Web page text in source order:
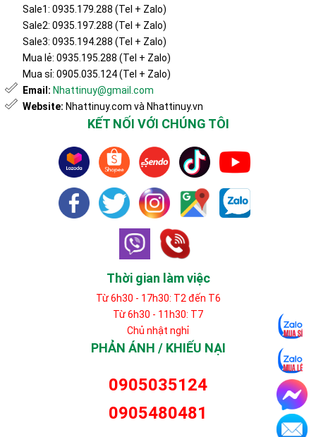
Sale1: 0935.179.288 (Tel + Zalo)
Sale2: 0935.197.288 (Tel + Zalo)
Sale3: 0935.194.288 (Tel + Zalo)
Mua lẻ: 0935.195.288 (Tel + Zalo)
Mua sỉ: 0905.035.124 (Tel + Zalo)
Email: Nhattinuy@gmail.com
Website: Nhattinuy.com và Nhattinuy.vn
KẾT NỐI VỚI CHÚNG TÔI
Thời gian làm việc
Từ 6h30 - 17h30: T2 đến T6
Từ 6h30 - 11h30: T7
Chủ nhật nghỉ
PHẢN ÁNH / KHIẾU NẠI
0905035124
0905480481